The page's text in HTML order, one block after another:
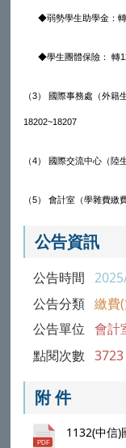
◆弱勢學生助學金：
◆學生團體保險： 轉
（3） 國際事務處（外
18202~18207
（4） 國際交流中心（
（5） 會計室（學雜費
公告資訊
公告時間
公告分類 繳費
公告單位 會
點閱次數 3723
附 件
1132(中信